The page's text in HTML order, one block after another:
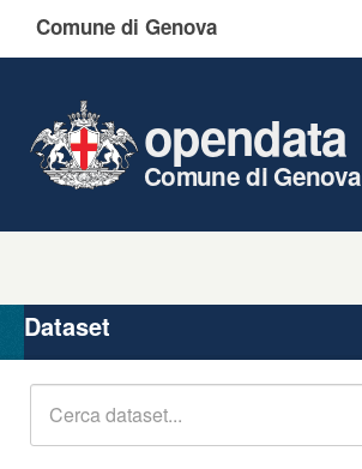
Comune di Genova
opendata
Comune di Genova
Organizzazioni
Gruppi
Dataset